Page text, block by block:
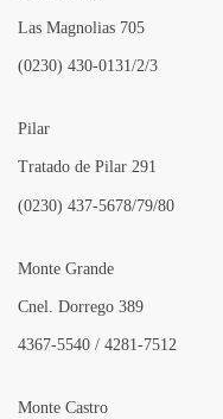
Las Magnolias 705
(0230) 430-0131/2/3
Pilar
Tratado de Pilar 291
(0230) 437-5678/79/80
Monte Grande
Cnel. Dorrego 389
4367-5540 / 4281-7512
Monte Castro